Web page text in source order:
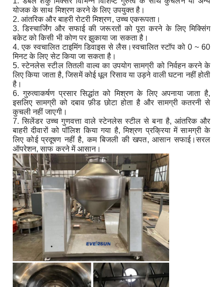
योजक के साथ मिश्रण करने के लिए उपयुक्त है।
2. आंतरिक और बाहरी रोटरी मिश्रण, उच्च एकरूपता।
3. डिस्चार्जिंग और सफाई की जरूरतों को पूरा करने के लिए मिक्सिंग
बकेट को किसी भी कोण पर झुकाया जा सकता है।
4. एक स्वचालित टाइमिंग डिवाइस से लैस।स्वचालित स्टॉप को 0 ~ 60
मिनट के लिए सेट किया जा सकता है।
5. स्टेनलेस स्टील तितली वाल्व का उपयोग सामग्री को निर्वहन करने के
लिए किया जाता है, जिसमें कोई धूल रिसाव या उड़ने वाली घटना नहीं होती
है।
6. गुरुत्वाकर्षण प्रसार सिद्धांत को मिश्रण के लिए अपनाया जाता है,
इसलिए सामग्री को दबाव फ़ीड छोटा होता है और सामग्री कतरनी से
कुचली नहीं जाएगी।
7. सिलेंडर उच्च गुणवत्ता वाले स्टेनलेस स्टील से बना है, आंतरिक और
बाहरी दीवारों को पॉलिश किया गया है, मिश्रण प्रक्रिया में सामग्री के
लिए कोई प्रदूषण नहीं है, कम बिजली की खपत, आसान सफाई।सरल
ऑपरेशन, साफ करने में आसान।